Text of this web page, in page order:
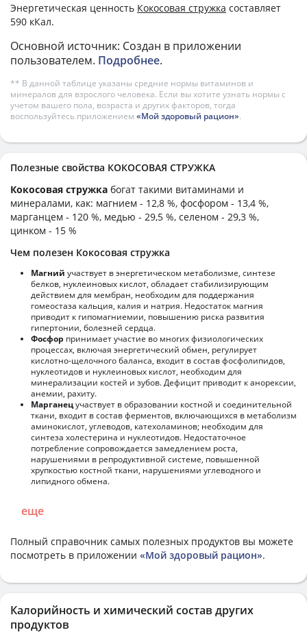
Энергетическая ценность Кокосовая стружка составляет
590 кКал.
Основной источник: Создан в приложении
пользователем. Подробнее.
** В данной таблице указаны средние нормы витаминов и
минералов для взрослого человека. Если вы хотите узнать нормы с
учетом вашего пола, возраста и других факторов, тогда
воспользуйтесь приложением «Мой здоровый рацион».
Полезные свойства КОКОСОВАЯ СТРУЖКА
Кокосовая стружка богат такими витаминами и
минералами, как: магнием - 12,8 %, фосфором - 13,4 %,
марганцем - 120 %, медью - 29,5 %, селеном - 29,3 %,
цинком - 15 %
Чем полезен Кокосовая стружка
Магний участвует в энергетическом метаболизме, синтезе
белков, нуклеиновых кислот, обладает стабилизирующим
действием для мембран, необходим для поддержания
гомеостаза кальция, калия и натрия. Недостаток магния
приводит к гипомагниемии, повышению риска развития
гипертонии, болезней сердца.
Фосфор принимает участие во многих физиологических
процессах, включая энергетический обмен, регулирует
кислотно-щелочного баланса, входит в состав фосфолипидов,
нуклеотидов и нуклеиновых кислот, необходим для
минерализации костей и зубов. Дефицит приводит к анорексии,
анемии, рахиту.
Марганецучаствует в образовании костной и соединительной
ткани, входит в состав ферментов, включающихся в метаболизм
аминокислот, углеводов, катехоламинов; необходим для
синтеза холестерина и нуклеотидов. Недостаточное
потребление сопровождается замедлением роста,
нарушениями в репродуктивной системе, повышенной
хрупкостью костной ткани, нарушениями углеводного и
липидного обмена.
еще
Полный справочник самых полезных продуктов вы можете
посмотреть в приложении «Мой здоровый рацион».
Калорийность и химический состав других
продуктов